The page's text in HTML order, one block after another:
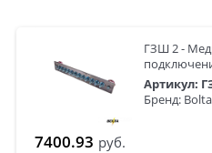
ГЗШ 2 -
Артикул:
Бренд: Bolta
7400.93 руб.